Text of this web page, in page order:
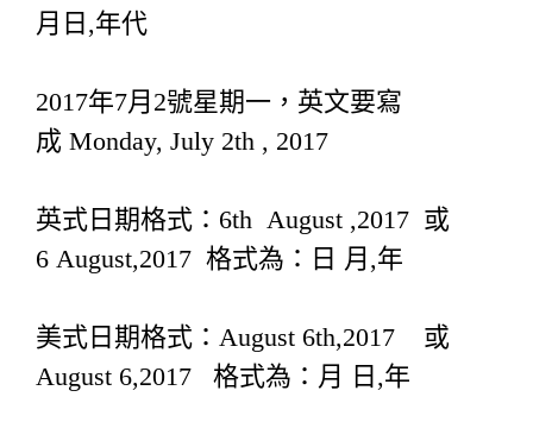
月日,年代
2017年7月2號星期一，英文要寫
成 Monday, July 2th , 2017
英式日期格式：6th August ,2017 或
6 August,2017 格式為：日 月,年
美式日期格式：August 6th,2017 或
August 6,2017 格式為：月 日,年